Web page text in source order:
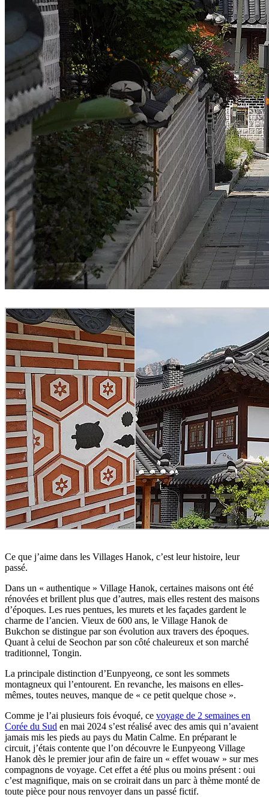
Ce que j’aime dans les Villages Hanok, c’est leur histoire, leur
passé.
Dans un « authentique » Village Hanok, certaines maisons ont été
rénovées et brillent plus que d’autres, mais elles restent des maisons
d’époques. Les rues pentues, les murets et les façades gardent le
charme de l’ancien. Vieux de 600 ans, le Village Hanok de
Bukchon se distingue par son évolution aux travers des époques.
Quant à celui de Seochon par son côté chaleureux et son marché
traditionnel, Tongin.
La principale distinction d’Eunpyeong, ce sont les sommets
montagneux qui l’entourent. En revanche, les maisons en elles-
mêmes, toutes neuves, manque de « ce petit quelque chose ».
Comme je l’ai plusieurs fois évoqué, ce voyage de 2 semaines en
Corée du Sud en mai 2024 s’est réalisé avec des amis qui n’avaient
jamais mis les pieds au pays du Matin Calme. En préparant le
circuit, j’étais contente que l’on découvre le Eunpyeong Village
Hanok dès le premier jour afin de faire un « effet wouaw » sur mes
compagnons de voyage. Cet effet a été plus ou moins présent : oui
c’est magnifique, mais on se croirait dans un parc à thème monté de
toute pièce pour nous renvoyer dans un passé fictif.